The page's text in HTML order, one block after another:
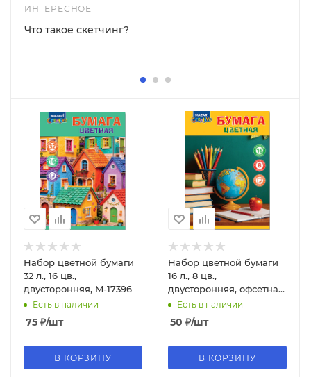
ИНТЕРЕСНОЕ
Что такое скетчинг?
Набор цветной бумаги
32 л., 16 цв.,
двусторонняя, M-17396
Есть в наличии
75 ₽/шт
В КОРЗИНУ
Набор цветной бумаги
16 л., 8 цв.,
двусторонняя, офсетная
обложка, М-17394
Есть в наличии
50 ₽/шт
В КОРЗИНУ